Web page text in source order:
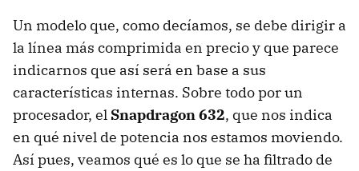
Un modelo que, como decíamos, se debe dirigir a
la línea más comprimida en precio y que parece
indicarnos que así será en base a sus
características internas. Sobre todo por un
procesador, el Snapdragon 632, que nos indica
en qué nivel de potencia nos estamos moviendo.
Así pues, veamos qué es lo que se ha filtrado de